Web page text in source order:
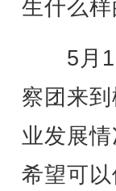
生什么样
5月15
察团来
业发展
希望可